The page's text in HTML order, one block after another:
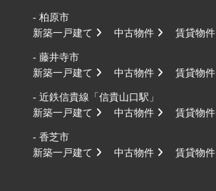
- 柏原市
新築一戸建て
中古物件 賃貸物件
- 藤井寺市
新築一戸建て
中古物件 賃貸物件
- 近鉄信貴線「信貴山口駅」
新築一戸建て
中古物件 賃貸物件
- 香芝市
新築一戸建て
中古物件 賃貸物件